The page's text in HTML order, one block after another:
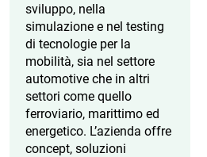
sviluppo, nella
simulazione e nel testing
di tecnologie per la
mobilità, sia nel settore
automotive che in altri
settori come quello
ferroviario, marittimo ed
energetico. L’azienda offre
concept, soluzioni